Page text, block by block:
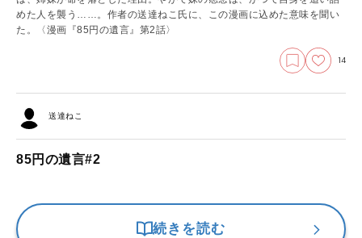
めた人を襲う……。作者の送達ねこ氏に、この漫画に込めた意味を聞い
た。
〈漫画『85円の遺言』第2話〉
14
送達ねこ
85円の遺言#2
続きを読む